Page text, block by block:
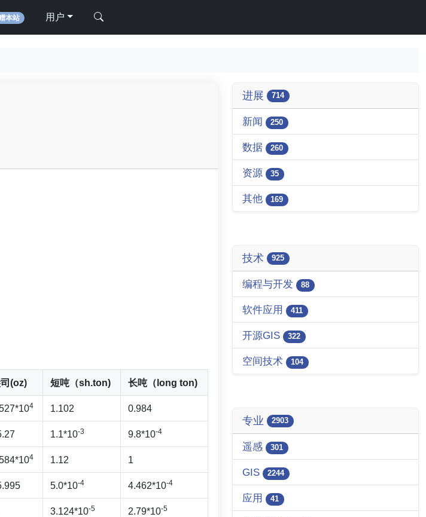
本站 用户
(oz) 短吨（sh.ton) 长吨（long ton)
4 1.102 0.984
1.1*10-3 9.8*10-4
4 1.12 1
5.0*10-4 4.462*10-4
3.124*10-5 2.79*10-5
进展 714
新闻 250
数据 260
资源 35
其他 169
技术 925
编程与开发 88
软件应用 411
开源GIS 322
空间技术 104
专业 2903
遥感 301
GIS 2244
应用 41